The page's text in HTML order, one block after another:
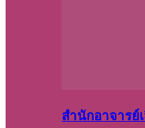
สำนักอาจารย์